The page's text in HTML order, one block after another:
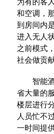
和空调，
到房间内
进入无人
之前模式
社会做贡
智能酒
省大量的
楼层进行
人员忙不
一时间提